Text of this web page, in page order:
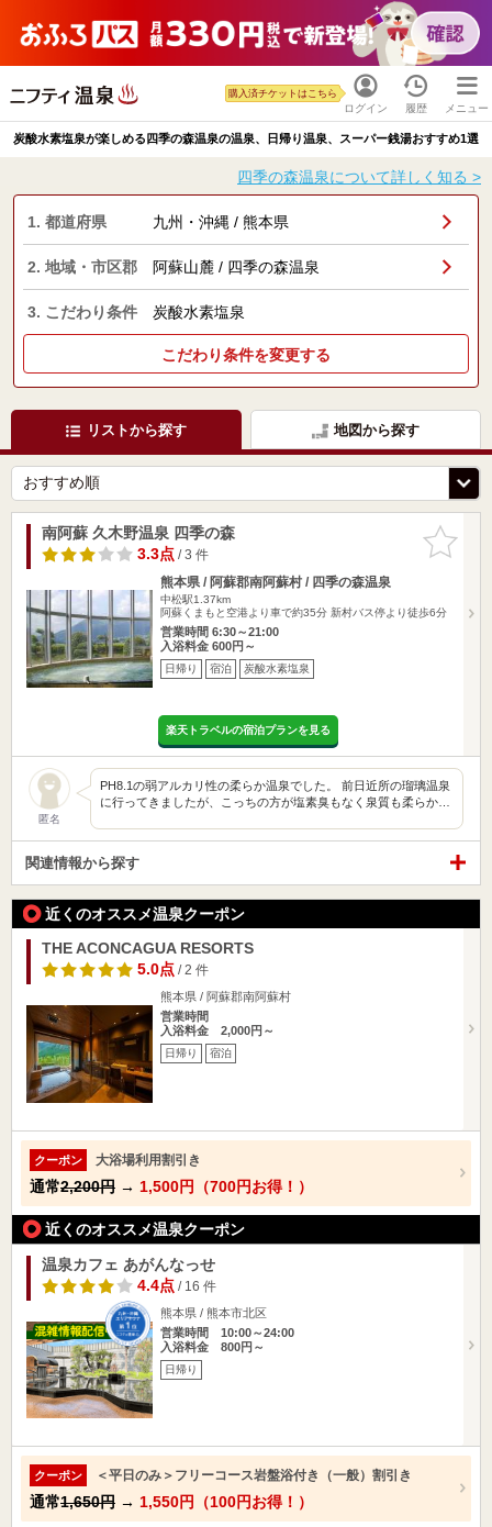
ログイン
購入済チケットはこちら
履歴 メニュー
炭酸水素塩泉が楽しめる四季の森温泉の温泉、日帰り温泉、スーパー銭湯おすすめ1選
四季の森温泉について詳しく知る >
1. 都道府県 九州・沖縄 / 熊本県
2. 地域・市区郡 阿蘇山麓 / 四季の森温泉
3. こだわり条件 炭酸水素塩泉
こだわり条件を変更する
リストから探す 地図から探す
お気に入
りに追加
南阿蘇 久木野温泉 四季の森
3.3点/ 3 件
熊本県 / 阿蘇郡南阿蘇村 / 四季の森温泉
中松駅1.37km
阿蘇くまもと空港より車で約35分 新村バス停より徒歩6分
営業時間 6:30～21:00
入浴料金 600円～
日帰り 宿泊 炭酸水素塩泉
楽天トラベルの宿泊プランを見る
匿名
PH8.1の弱アルカリ性の柔らか温泉でした。 前日近所の瑠璃温泉
に行ってきましたが、こっちの方が塩素臭もなく泉質も柔らか…
関連情報から探す
近くのオススメ温泉クーポン
THE ACONCAGUA RESORTS
5.0点/ 2 件
熊本県 / 阿蘇郡南阿蘇村
営業時間
入浴料金 2,000円～
日帰り 宿泊
クーポン 大浴場利用割引き
通常2,200円 → 1,500円（700円お得！）
近くのオススメ温泉クーポン
温泉カフェ あがんなっせ
4.4点/ 16 件
熊本県 / 熊本市北区
営業時間 10:00～24:00
入浴料金 800円～
日帰り
クーポン ＜平日のみ＞フリーコース岩盤浴付き（一般）割引き
通常1,650円 → 1,550円（100円お得！）